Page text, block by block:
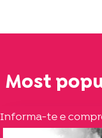
Most
Informa-te e